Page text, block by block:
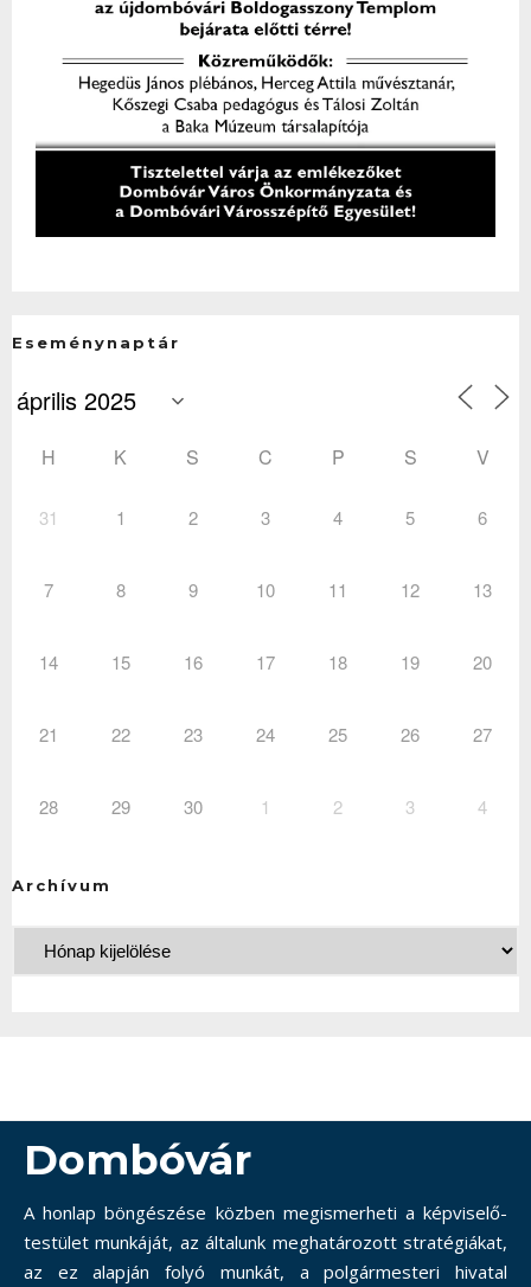
Eseménynaptár
H K S C P S V
31 1 2 3 4 5 6
7 8 9 10 11 12 13
14 15 16 17 18 19 20
21 22 23 24 25 26 27
28 29 30 1 2 3 4
Archívum
Dombóvár
A honlap böngészése közben megismerheti a képviselő-
testület munkáját, az általunk meghatározott stratégiákat,
az ez alapján folyó munkát, a polgármesteri hivatal